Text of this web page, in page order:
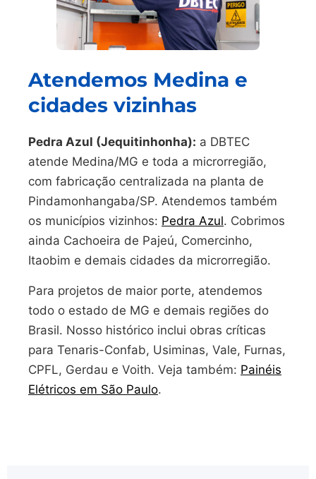
Atendemos Medina e
cidades vizinhas
Pedra Azul (Jequitinhonha): a DBTEC
atende Medina/MG e toda a microrregião,
com fabricação centralizada na planta de
Pindamonhangaba/SP. Atendemos também
os municípios vizinhos: Pedra Azul. Cobrimos
ainda Cachoeira de Pajeú, Comercinho,
Itaobim e demais cidades da microrregião.
Para projetos de maior porte, atendemos
todo o estado de MG e demais regiões do
Brasil. Nosso histórico inclui obras críticas
para Tenaris-Confab, Usiminas, Vale, Furnas,
CPFL, Gerdau e Voith. Veja também: Painéis
Elétricos em São Paulo.